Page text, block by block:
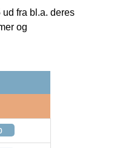
fra bl.a. deres
og